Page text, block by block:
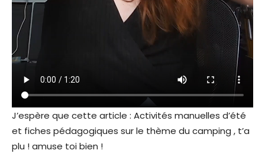
J’espère que cette article : Activités manuelles d’été
et fiches pédagogiques sur le thème du camping , t’a
plu ! amuse toi bien !